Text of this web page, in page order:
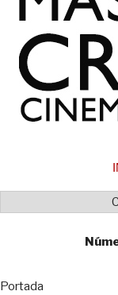
Portada